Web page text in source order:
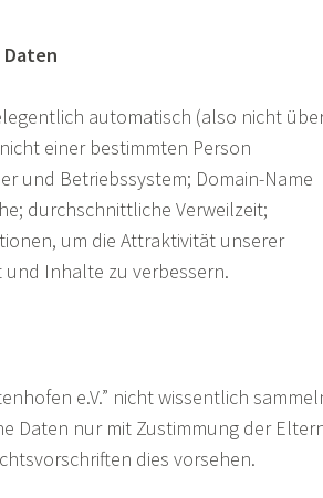
automatisch (also nicht
einer bestimmten Person
und Betriebssystem; Domain-Name
durchschnittliche Verweilzeit;
um die Attraktivität unserer
Inhalte zu verbessern.
e.V.” nicht wissentlich
Daten nur mit Zustimmung der
dies vorsehen.